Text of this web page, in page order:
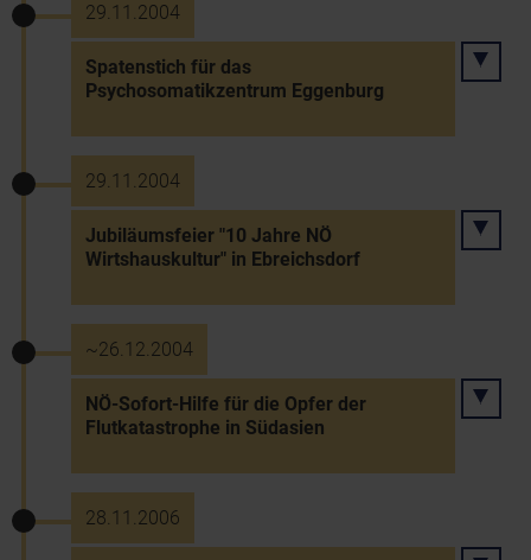
29.11.2004
Spatenstich für das
Psychosomatikzentrum Eggenburg
29.11.2004
Jubiläumsfeier "10 Jahre NÖ
Wirtshauskultur" in Ebreichsdorf
~26.12.2004
NÖ-Sofort-Hilfe für die Opfer der
Flutkatastrophe in Südasien
28.11.2006